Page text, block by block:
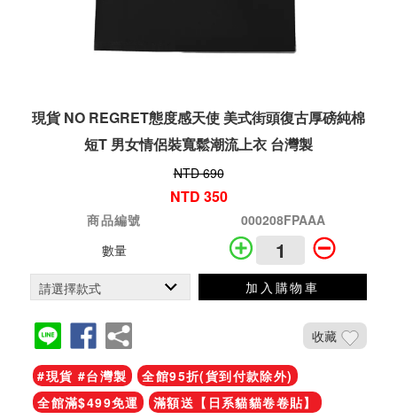
現貨 NO REGRET態度感天使 美式街頭復古厚磅純棉
短T 男女情侶裝寬鬆潮流上衣 台灣製
NTD 690
NTD 350
商品編號
000208FPAAA
數量
加入購物車
收藏
#現貨 #台灣製
全館95折(貨到付款除外)
全館滿$499免運
滿額送【日系貓貓卷卷貼】